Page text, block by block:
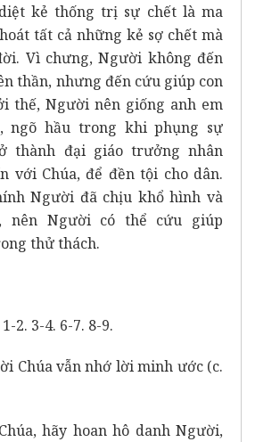
kẻ thống trị sự chết là ma
tất cả những kẻ sợ chết mà
Vì chưng, Người không đến
thần, nhưng đến cứu giúp con
thế, Người nên giống anh em
ngõ hầu trong khi phụng sự
thành đại giáo trưởng nhân
với Chúa, để đền tội cho dân.
Người đã chịu khổ hình và
nên Người có thể cứu giúp
thử thách.
2. 3-4. 6-7. 8-9.
Chúa vẫn nhớ lời minh ước (c.
hãy hoan hô danh Người,